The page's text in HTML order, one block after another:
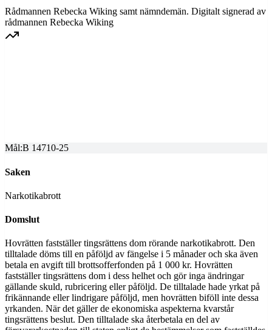
Rådmannen Rebecka Wiking samt nämndemän. Digitalt signerad av
rådmannen Rebecka Wiking
Mål:B 14710-25
Saken
Narkotikabrott
Domslut
Hovrätten fastställer tingsrättens dom rörande narkotikabrott. Den
tilltalade döms till en påföljd av fängelse i 5 månader och ska även
betala en avgift till brottsofferfonden på 1 000 kr. Hovrätten
fastställer tingsrättens dom i dess helhet och gör inga ändringar
gällande skuld, rubricering eller påföljd. De tilltalade hade yrkat på
frikännande eller lindrigare påföljd, men hovrätten biföll inte dessa
yrkanden. När det gäller de ekonomiska aspekterna kvarstår
tingsrättens beslut. Den tilltalade ska återbetala en del av